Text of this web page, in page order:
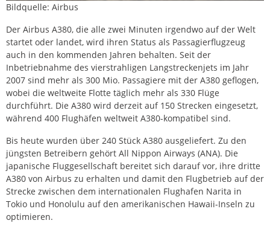
Bildquelle: Airbus
Der Airbus A380, die alle zwei Minuten irgendwo auf der Welt
startet oder landet, wird ihren Status als Passagierflugzeug
auch in den kommenden Jahren behalten. Seit der
Inbetriebnahme des vierstrahligen Langstreckenjets im Jahr
2007 sind mehr als 300 Mio. Passagiere mit der A380 geflogen,
wobei die weltweite Flotte täglich mehr als 330 Flüge
durchführt. Die A380 wird derzeit auf 150 Strecken eingesetzt,
während 400 Flughäfen weltweit A380-kompatibel sind.
Bis heute wurden über 240 Stück A380 ausgeliefert. Zu den
jüngsten Betreibern gehört All Nippon Airways (ANA). Die
japanische Fluggesellschaft bereitet sich darauf vor, ihre dritte
A380 von Airbus zu erhalten und damit den Flugbetrieb auf der
Strecke zwischen dem internationalen Flughafen Narita in
Tokio und Honolulu auf den amerikanischen Hawaii-Inseln zu
optimieren.